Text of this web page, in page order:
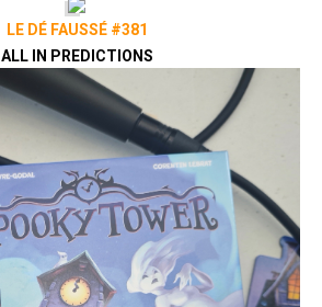
LE DÉ FAUSSÉ #381
ALL IN PREDICTIONS